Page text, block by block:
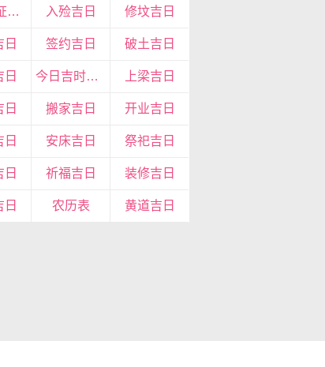
领结婚证吉日 入殓吉日 修坟吉日
日 签约吉日 破土吉日
日 今日吉时查询 上梁吉日
日 搬家吉日 开业吉日
日 安床吉日 祭祀吉日
日 祈福吉日 装修吉日
日 农历表 黄道吉日